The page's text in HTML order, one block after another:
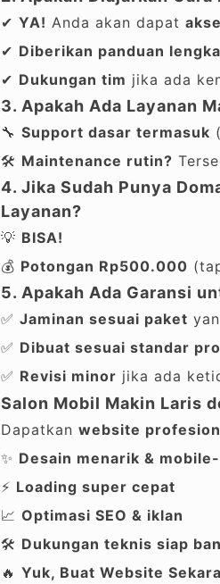
✔ YA! Anda akan dapat
✔ Diberikan panduan
✔ Dukungan tim jika ada
3. Apakah Ada Layanan
🔧 Support dasar termasuk
🛠 Maintenance rutin?
4. Jika Sudah Punya
Layanan?
💡 BISA!
💰 Potongan Rp500.000
5. Apakah Ada Garansi
✅ Jaminan sesuai paket
✅ Dibuat sesuai standar
✅ Revisi minor jika ada
Salon Mobil Makin Laris
Dapatkan website
✨ Desain menarik &
⚡ Loading super cepat
📈 Optimasi SEO & iklan
🛠 Dukungan teknis siap
🔥 Yuk, Buat Website